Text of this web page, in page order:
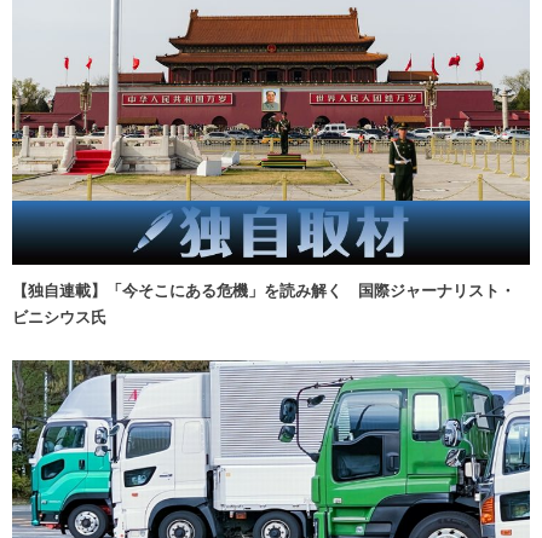
【独自連載】「今そこにある危機」を読み解く 国際ジャーナリスト・
ビニシウス氏